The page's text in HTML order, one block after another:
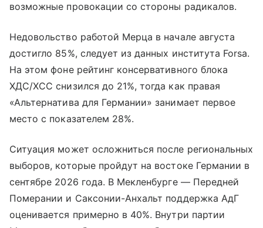
возможные провокации со стороны радикалов.
Недовольство работой Мерца в начале августа
достигло 85%, следует из данных института Forsa.
На этом фоне рейтинг консервативного блока
ХДС/ХСС снизился до 21%, тогда как правая
«Альтернатива для Германии» занимает первое
место с показателем 28%.
Ситуация может осложниться после региональных
выборов, которые пройдут на востоке Германии в
сентябре 2026 года. В Мекленбурге — Передней
Померании и Саксонии-Анхальт поддержка АдГ
оценивается примерно в 40%. Внутри партии